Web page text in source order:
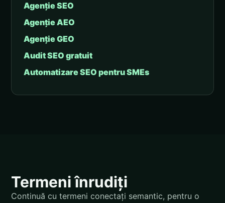
Agenție SEO
Agenție AEO
Agenție GEO
Audit SEO gratuit
Automatizare SEO pentru SMEs
Termeni înrudiți
Continuă cu termeni conectați semantic, pentru o